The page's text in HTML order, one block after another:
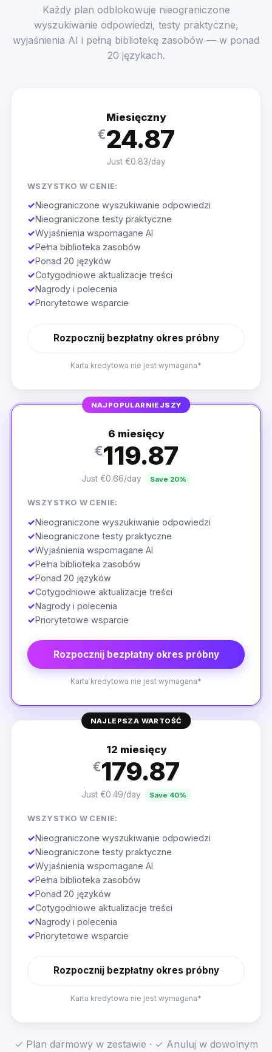
Każdy plan odblokowuje nieograniczone
wyszukiwanie odpowiedzi, testy praktyczne,
wyjaśnienia AI i pełną bibliotekę zasobów — w ponad
20 językach.
Miesięczny
€24.87
Just €0.83/day
WSZYSTKO W CENIE:
✓Nieograniczone wyszukiwanie odpowiedzi
✓Nieograniczone testy praktyczne
✓Wyjaśnienia wspomagane AI
✓Pełna biblioteka zasobów
✓Ponad 20 języków
✓Cotygodniowe aktualizacje treści
✓Nagrody i polecenia
✓Priorytetowe wsparcie
Rozpocznij bezpłatny okres próbny
Karta kredytowa nie jest wymagana*
NAJPOPULARNIEJSZY
6 miesięcy
€119.87
Just €0.66/day Save 20%
WSZYSTKO W CENIE:
✓Nieograniczone wyszukiwanie odpowiedzi
✓Nieograniczone testy praktyczne
✓Wyjaśnienia wspomagane AI
✓Pełna biblioteka zasobów
✓Ponad 20 języków
✓Cotygodniowe aktualizacje treści
✓Nagrody i polecenia
✓Priorytetowe wsparcie
Rozpocznij bezpłatny okres próbny
Karta kredytowa nie jest wymagana*
NAJLEPSZA WARTOŚĆ
12 miesięcy
€179.87
Just €0.49/day Save 40%
WSZYSTKO W CENIE:
✓Nieograniczone wyszukiwanie odpowiedzi
✓Nieograniczone testy praktyczne
✓Wyjaśnienia wspomagane AI
✓Pełna biblioteka zasobów
✓Ponad 20 języków
✓Cotygodniowe aktualizacje treści
✓Nagrody i polecenia
✓Priorytetowe wsparcie
Rozpocznij bezpłatny okres próbny
Karta kredytowa nie jest wymagana*
✓ Plan darmowy w zestawie · ✓ Anuluj w dowolnym